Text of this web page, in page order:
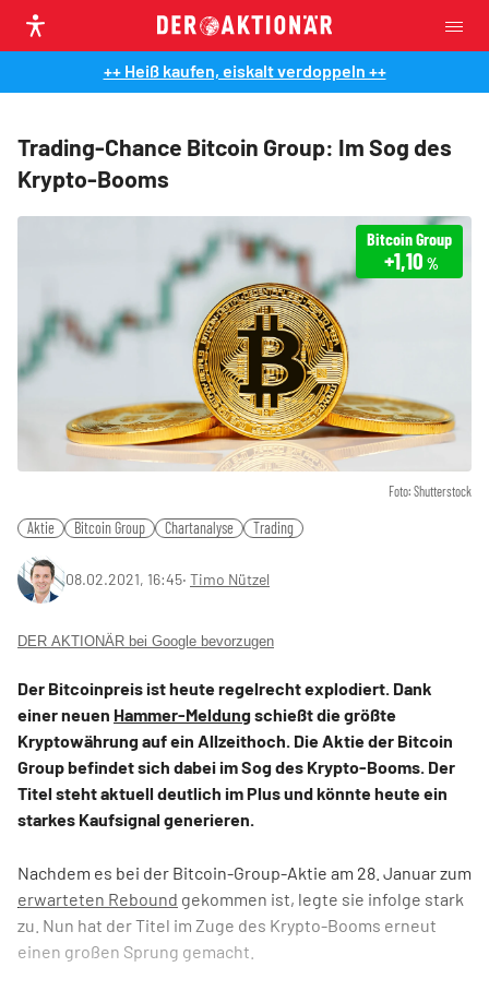
++ Heiß kaufen, eiskalt verdoppeln ++
Trading-Chance Bitcoin Group: Im Sog des
Krypto-Booms
Foto: Shutterstock
Bitcoin Group
+1,10 %
Aktie Bitcoin Group Chartanalyse Trading
08.02.2021, 16:45‧ Timo Nützel
DER AKTIONÄR bei Google bevorzugen
Der Bitcoinpreis ist heute regelrecht explodiert. Dank
einer neuen Hammer-Meldungschießt die größte
Kryptowährung auf ein Allzeithoch. Die Aktie der Bitcoin
Group befindet sich dabei im Sog des Krypto-Booms. Der
Titel steht aktuell deutlich im Plus und könnte heute ein
starkes Kaufsignal generieren.
Nachdem es bei der Bitcoin-Group-Aktie am 28. Januar zum
erwarteten Rebound gekommen ist, legte sie infolge stark
zu. Nun hat der Titel im Zuge des Krypto-Booms erneut
einen großen Sprung gemacht.